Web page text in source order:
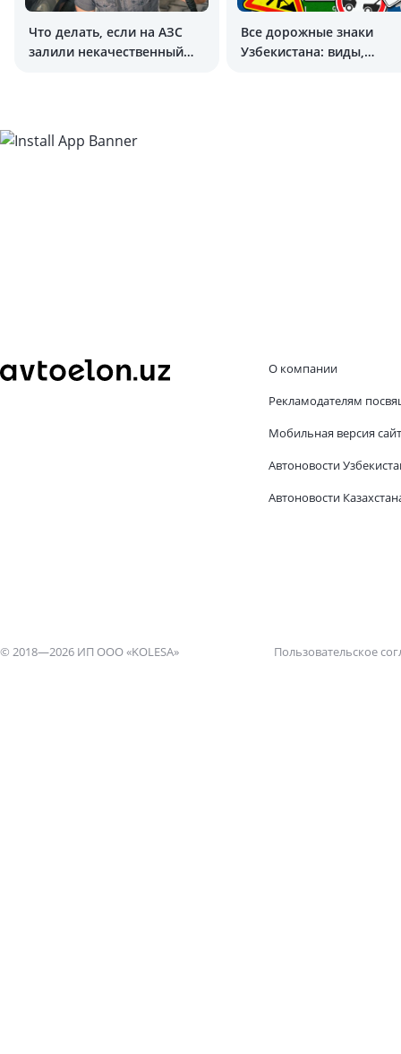
Что делать, если на АЗС
залили некачественный
Все дорожные знаки
Узбекистана: виды,
О компании
Рекламодателям
Мобильная версия
Автоновости
Автоновости
© 2018—2026 ИП ООО «KOLESA» Пользовательское